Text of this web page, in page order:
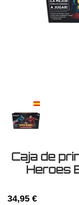
Caja de
Heroes
34,95 €